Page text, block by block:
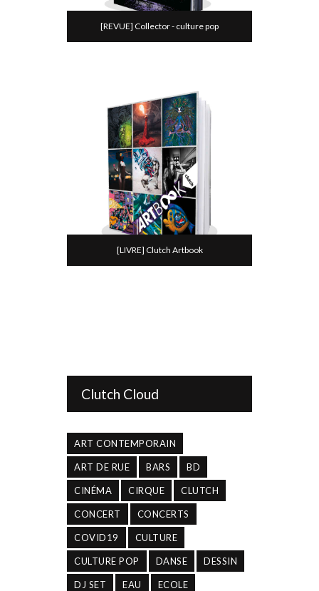
[REVUE] Collector - culture pop
[LIVRE] Clutch Artbook
Clutch Cloud
ART CONTEMPORAIN
ART DE RUE BARS BD
CINÉMA CIRQUE CLUTCH
CONCERT CONCERTS
COVID19 CULTURE
CULTURE POP DANSE DESSIN
DJ SET EAU ECOLE